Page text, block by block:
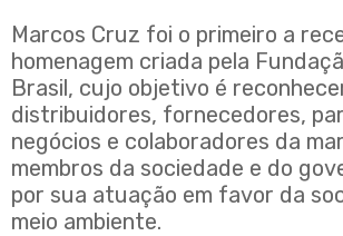
Marcos Cruz foi o primeiro a
homenagem criada pela
Brasil, cujo objetivo é
distribuidores, fornecedores,
negócios e colaboradores da
membros da sociedade e do
por sua atuação em favor da
meio ambiente.